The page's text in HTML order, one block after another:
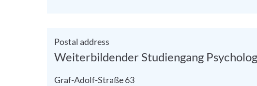
Postal address
Weiterbildender Studiengang
Graf-Adolf-Straße 63